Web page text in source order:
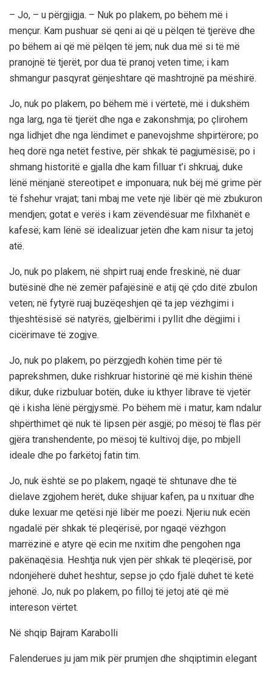
– Jo, – u përgjigja. – Nuk po plakem, po bëhem më i
mençur. Kam pushuar së qeni ai që u pëlqen të tjerëve dhe
po bëhem ai që më pëlqen të jem; nuk dua më si të më
pranojnë të tjerët, por dua të pranoj veten time; i kam
shmangur pasqyrat gënjeshtare që mashtrojnë pa mëshirë.
Jo, nuk po plakem, po bëhem më i vërtetë, më i dukshëm
nga larg, nga të tjerët dhe nga e zakonshmja; po çlirohem
nga lidhjet dhe nga lëndimet e panevojshme shpirtërore; po
heq dorë nga netët festive, për shkak të pagjumësisë; po i
shmang historitë e gjalla dhe kam filluar t’i shkruaj, duke
lënë mënjanë stereotipet e imponuara; nuk bëj më grime për
të fshehur vrajat; tani mbaj me vete një libër që më zbukuron
mendjen; gotat e verës i kam zëvendësuar me filxhanët e
kafesë; kam lënë së idealizuar jetën dhe kam nisur ta jetoj
atë.
Jo, nuk po plakem, në shpirt ruaj ende freskinë, në duar
butësinë dhe në zemër pafajësinë e atij që çdo ditë zbulon
veten; në fytyrë ruaj buzëqeshjen që ta jep vëzhgimi i
thjeshtësisë së natyrës, gjelbërimi i pyllit dhe dëgjimi i
cicërimave të zogjve.
Jo, nuk po plakem, po përzgjedh kohën time për të
paprekshmen, duke rishkruar historinë që më kishin thënë
dikur, duke rizbuluar botën, duke iu kthyer librave të vjetër
që i kisha lënë përgjysmë. Po bëhem më i matur, kam ndalur
shpërthimet që nuk të lipsen për asgjë; po mësoj të flas për
gjëra transhendente, po mësoj të kultivoj dije, po mbjell
ideale dhe po farkëtoj fatin tim.
Jo, nuk është se po plakem, ngaqë të shtunave dhe të
dielave zgjohem herët, duke shijuar kafen, pa u nxituar dhe
duke lexuar me qetësi një libër me poezi. Njeriu nuk ecën
ngadalë për shkak të pleqërisë, por ngaqë vëzhgon
marrëzinë e atyre që ecin me nxitim dhe pengohen nga
pakënaqësia. Heshtja nuk vjen për shkak të pleqërisë, por
ndonjëherë duhet heshtur, sepse jo çdo fjalë duhet të ketë
jehonë. Jo, nuk po plakem, po filloj të jetoj atë që më
intereson vërtet.
Në shqip Bajram Karabolli
Falenderues ju jam mik për prumjen dhe shqiptimin elegant